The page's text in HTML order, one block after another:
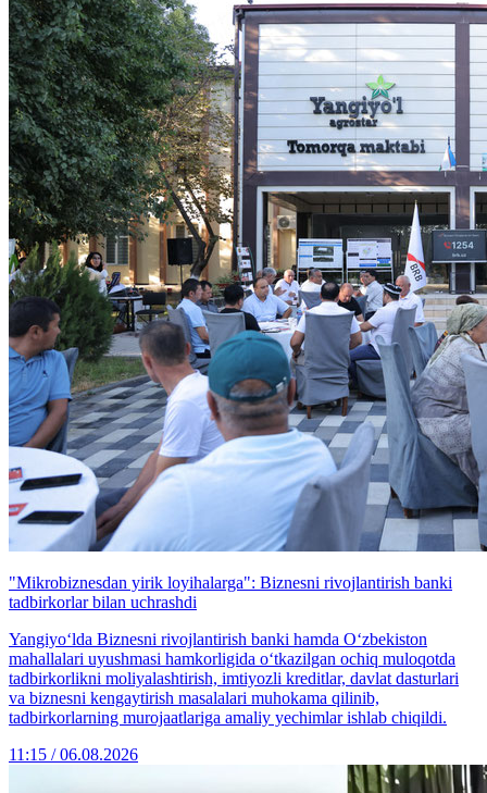
"Mikrobiznesdan yirik loyihalarga": Biznesni rivojlantirish banki
tadbirkorlar bilan uchrashdi
Yangiyo‘lda Biznesni rivojlantirish banki hamda O‘zbekiston
mahallalari uyushmasi hamkorligida o‘tkazilgan ochiq muloqotda
tadbirkorlikni moliyalashtirish, imtiyozli kreditlar, davlat dasturlari
va biznesni kengaytirish masalalari muhokama qilinib,
tadbirkorlarning murojaatlariga amaliy yechimlar ishlab chiqildi.
11:15 / 06.08.2026